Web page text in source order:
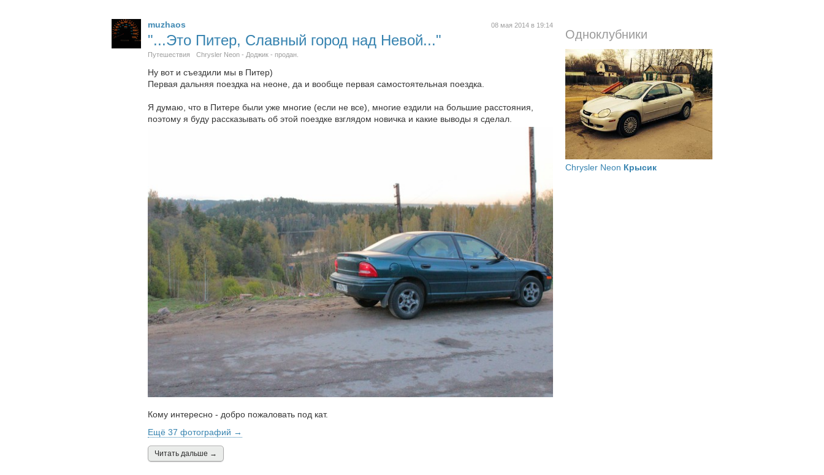
Одноклубники
Chrysler Neon Крысик
08 мая 2014 в 19:14
muzhaos
"...Это Питер, Славный город над Невой..."
Путешествия Chrysler Neon - Доджик - продан.
Ну вот и съездили мы в Питер)
Первая дальняя поездка на неоне, да и вообще первая самостоятельная поездка.
Я думаю, что в Питере были уже многие (если не все), многие ездили на большие расстояния,
поэтому я буду рассказывать об этой поездке взглядом новичка и какие выводы я сделал.
Кому интересно - добро пожаловать под кат.
Ещё 37 фотографий →
Читать дальшe →